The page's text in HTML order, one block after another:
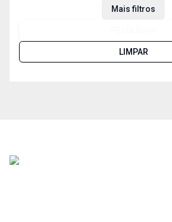
Mais filtros
LIMPAR